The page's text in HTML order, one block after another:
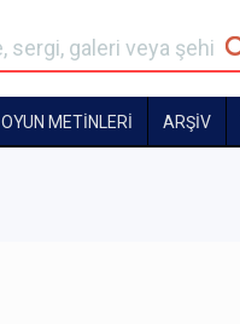
OYUN METİNLERİ ARŞİV